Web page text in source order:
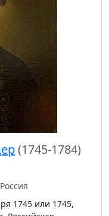
(1745-1784)
Россия
1745 или 1745,